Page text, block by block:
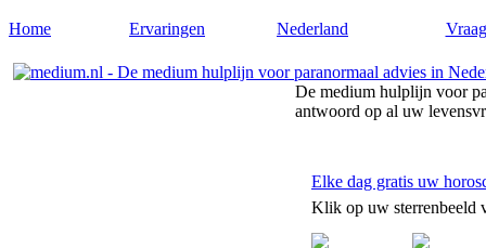
Home Ervaringen Nederland
De medium hulplijn voor
antwoord op al uw
Elke dag gratis uw
Klik op uw sterrenbeeld